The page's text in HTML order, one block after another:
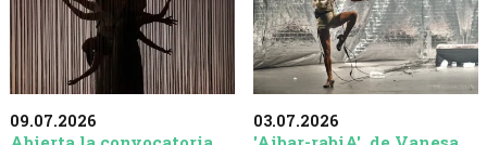
09.07.2026 03.07.2026